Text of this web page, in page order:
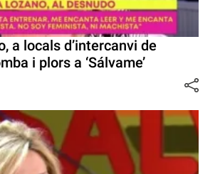
a locals d’intercanvi de
i plors a ‘Sálvame’